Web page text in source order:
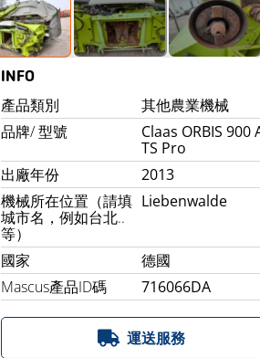
INFO
產品類別
其他農業機械
品牌/ 型號
Claas ORBIS 900
TS Pro
出廠年份
2013
機械所在位置（請填
城市名，例如台北..
等）
Liebenwalde
國家
德國
Mascus產品ID碼
716066DA
運送服務